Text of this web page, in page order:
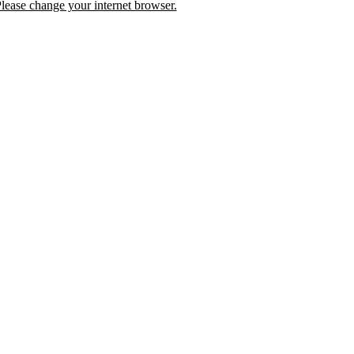
change your internet browser.